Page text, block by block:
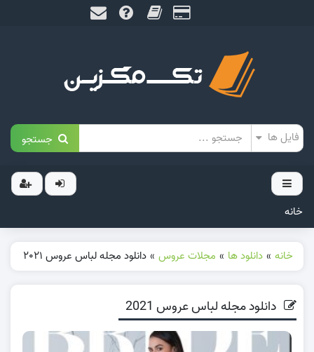
جستجو
خانه
خانه » دانلود ها » مجلات عروس » دانلود مجله لباس عروس 2021
دانلود مجله لباس عروس 2021